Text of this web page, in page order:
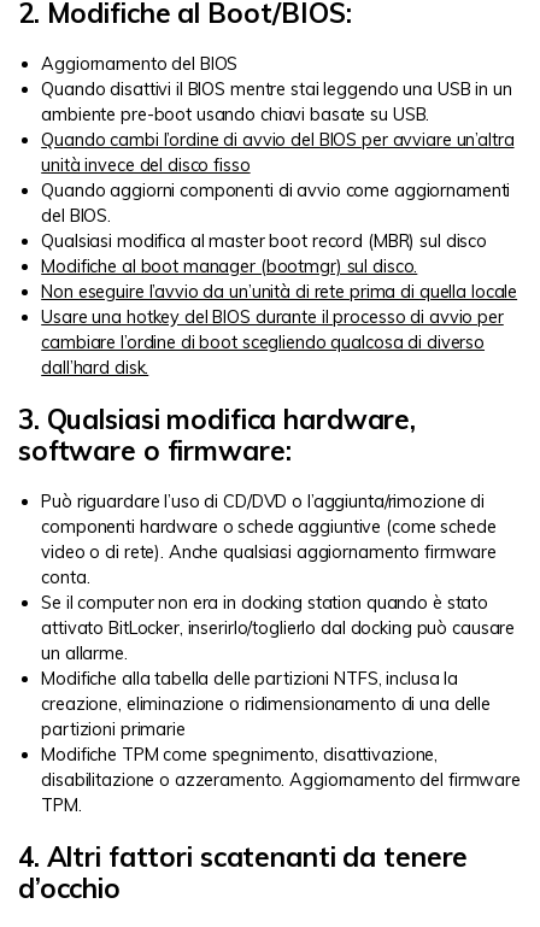
2. Modifiche al Boot/BIOS:
Aggiornamento del BIOS
Quando disattivi il BIOS mentre stai leggendo una USB in un
ambiente pre-boot usando chiavi basate su USB.
Quando cambi l’ordine di avvio del BIOS per avviare un’altra
unità invece del disco fisso
Quando aggiorni componenti di avvio come aggiornamenti
del BIOS.
Qualsiasi modifica al master boot record (MBR) sul disco
Modifiche al boot manager (bootmgr) sul disco.
Non eseguire l’avvio da un’unità di rete prima di quella locale
Usare una hotkey del BIOS durante il processo di avvio per
cambiare l’ordine di boot scegliendo qualcosa di diverso
dall’hard disk.
3. Qualsiasi modifica hardware,
software o firmware:
Può riguardare l’uso di CD/DVD o l’aggiunta/rimozione di
componenti hardware o schede aggiuntive (come schede
video o di rete). Anche qualsiasi aggiornamento firmware
conta.
Se il computer non era in docking station quando è stato
attivato BitLocker, inserirlo/toglierlo dal docking può causare
un allarme.
Modifiche alla tabella delle partizioni NTFS, inclusa la
creazione, eliminazione o ridimensionamento di una delle
partizioni primarie
Modifiche TPM come spegnimento, disattivazione,
disabilitazione o azzeramento. Aggiornamento del firmware
TPM.
4. Altri fattori scatenanti da tenere
d’occhio